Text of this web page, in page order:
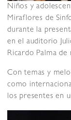
Niños y
Miraflores de
durante la
en el auditorio
Ricardo Palma
Con temas y
como
los presentes en